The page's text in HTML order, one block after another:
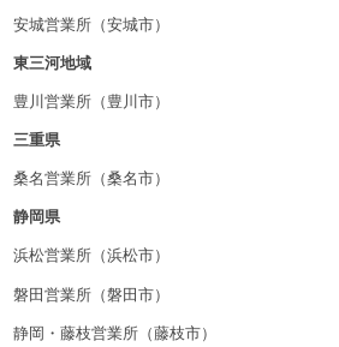
安城営業所（安城市）
東三河地域
豊川営業所（豊川市）
三重県
桑名営業所（桑名市）
静岡県
浜松営業所（浜松市）
磐田営業所（磐田市）
静岡・藤枝営業所（藤枝市）